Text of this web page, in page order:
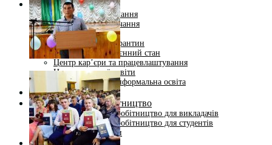
Студентам
Денна форма навчання
Заочна форма навчання
Студентська рада
Документація. Карантин
Документація. Воєнний стан
Центр кар’єри та працевлаштування
Центр дуальної освіти
Неформальна та інформальна освіта
Вступникам
Міжнародне співробітництво
Міжнародне співробітництво для викладачів
Міжнародне співробітництво для студентів
Угоди та договори
Вісник